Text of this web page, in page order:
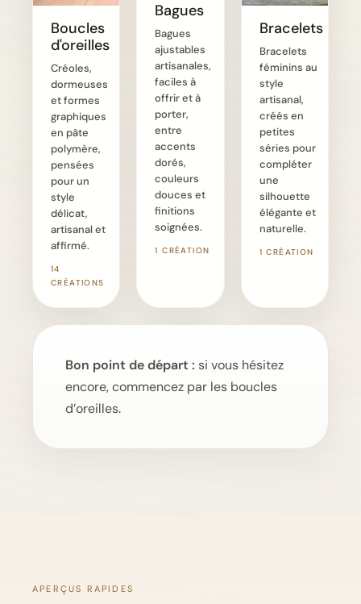
Boucles
d'oreilles
Créoles,
dormeuses
et formes
graphiques
en pâte
polymère,
pensées
pour un
style
délicat,
artisanal et
affirmé.
14
CRÉATIONS
Bagues
Bagues
ajustables
artisanales,
faciles à
offrir et à
porter,
entre
accents
dorés,
couleurs
douces et
finitions
soignées.
1 CRÉATION
Bracelets
Bracelets
féminins au
style
artisanal,
créés en
petites
séries pour
compléter
une
silhouette
élégante et
naturelle.
1 CRÉATION
Bon point de départ : si vous hésitez
encore, commencez par les boucles
d’oreilles.
APERÇUS RAPIDES